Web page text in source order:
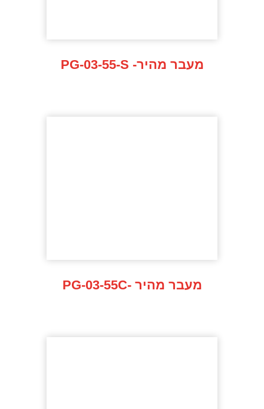
PG-03-55-S -מעבר מהיר
PG-03-55C- מעבר מהיר